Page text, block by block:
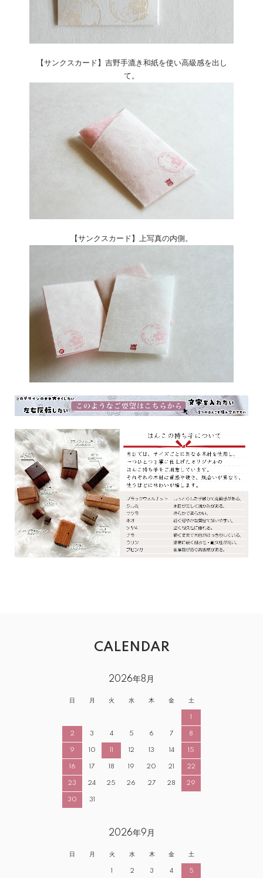
【サンクスカード】吉野手漉き和紙を使い高級感を出し
て。
【サンクスカード】上写真の内側。
CALENDAR
2026年8月
日 月 火 水 木 金 土
1
2 3 4 5 6 7 8
9 10 11 12 13 14 15
16 17 18 19 20 21 22
23 24 25 26 27 28 29
30 31
2026年9月
日 月 火 水 木 金 土
1 2 3 4 5